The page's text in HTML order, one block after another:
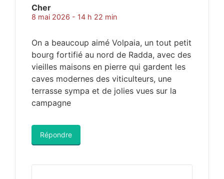
Cher
8 mai 2026 - 14 h 22 min
On a beaucoup aimé Volpaia, un tout petit
bourg fortifié au nord de Radda, avec des
vieilles maisons en pierre qui gardent les
caves modernes des viticulteurs, une
terrasse sympa et de jolies vues sur la
campagne
Répondre